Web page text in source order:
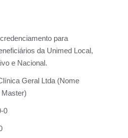
para
da Unimed Local,
e Nacional.
Geral Ltda (Nome
Master)
0